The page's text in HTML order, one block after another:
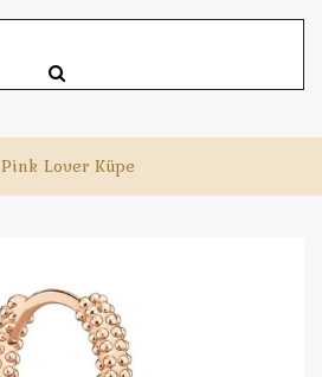
Pink Lover Küpe